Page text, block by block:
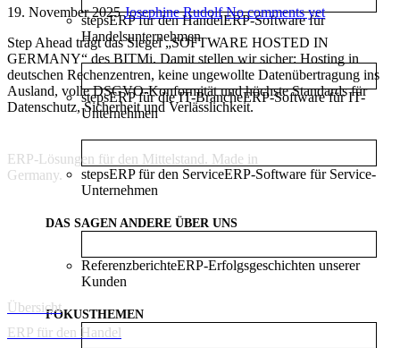
stepsERP für den HandelERP-Software für
Handelsunternehmen
stepsERP für die IT-BrancheERP-Software für IT-
Unternehmen
stepsERP für den ServiceERP-Software für Service-
Unternehmen
DAS SAGEN ANDERE ÜBER UNS
ReferenzberichteERP-Erfolgsgeschichten unserer
Kunden
FOKUSTHEMEN
19. November 2025Josephine Rudolf No comments yet
Step Ahead trägt das Siegel „SOFTWARE HOSTED IN
GERMANY“ des BITMi. Damit stellen wir sicher: Hosting in
deutschen Rechenzentren, keine ungewollte Datenübertragung ins
Ausland, volle DSGVO-Konformität und höchste Standards für
Datenschutz, Sicherheit und Verlässlichkeit.
ERP-Lösungen für den Mittelstand. Made in
Germany.
ERP Software
Übersicht
ERP für den Handel